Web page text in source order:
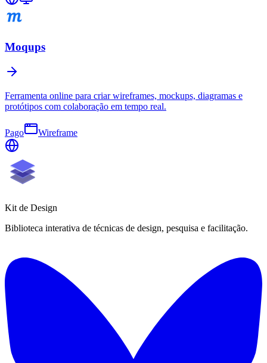
Moqups
Ferramenta online para criar wireframes, mockups, diagramas e
protótipos com colaboração em tempo real.
Pago Wireframe
Kit de Design
Biblioteca interativa de técnicas de design, pesquisa e facilitação.